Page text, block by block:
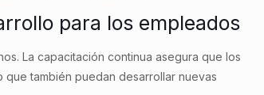
para los empleados
La capacitación continua asegura que los
que también puedan desarrollar nuevas